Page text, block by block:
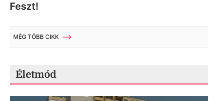
Feszt!
MÉG TÖBB CIKK
Életmód